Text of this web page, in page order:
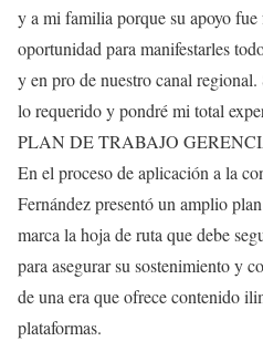
y a mi familia porque su apoyo fue
oportunidad para manifestarles
y en pro de nuestro canal
lo requerido y pondré mi total
PLAN DE TRABAJO
En el proceso de aplicación a la
Fernández presentó un amplio
marca la hoja de ruta que debe
para asegurar su sostenimiento y
de una era que ofrece contenido
plataformas.